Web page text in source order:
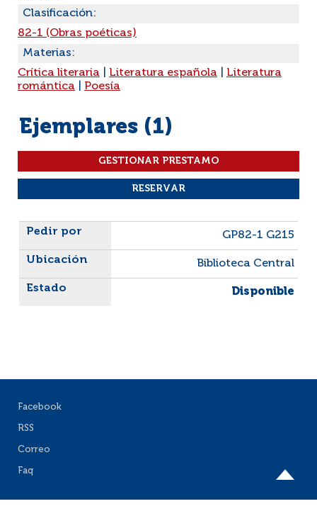
Clasificación:
82-1 (Obras poéticas)
Materias:
Crítica literaria
Literatura española
Literatura
romántica
Poesía
Ejemplares (1)
Liste des exemplaires
GP82-1 G215
Biblioteca Central
Disponible
Facebook
RSS
Correo
Faq